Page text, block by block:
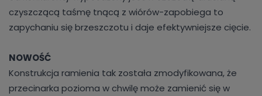
czyszczącą taśmę tnącą z wiórów-zapobiega to
zapychaniu się brzeszczotu i daje efektywniejsze cięcie.
NOWOŚĆ
Konstrukcja ramienia tak została zmodyfikowana, że
przecinarka pozioma w chwilę może zamienić się w